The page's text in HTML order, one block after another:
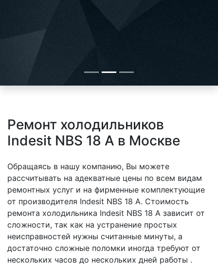
Ремонт холодильников
Indesit NBS 18 A в Москве
Обращаясь в нашу компанию, Вы можете
рассчитывать на адекватные цены по всем видам
ремонтных услуг и на фирменные комплектующие
от производителя Indesit NBS 18 A. Стоимость
ремонта холодильника Indesit NBS 18 A зависит от
сложности, так как на устранение простых
неисправностей нужны считанные минуты, а
достаточно сложные поломки иногда требуют от
нескольких часов до нескольких дней работы .